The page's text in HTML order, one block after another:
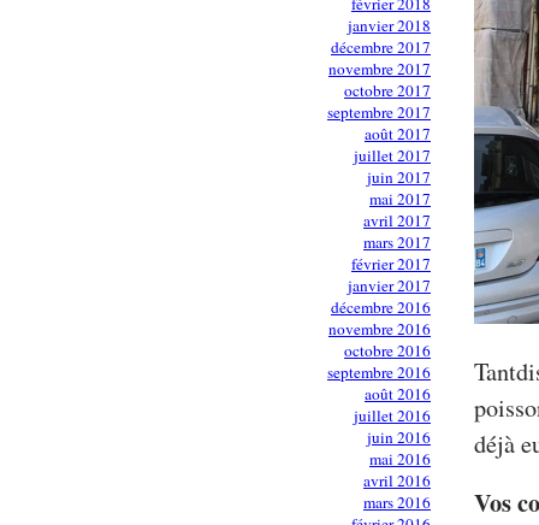
janvier 2018
décembre 2017
novembre 2017
octobre 2017
septembre 2017
août 2017
juillet 2017
juin 2017
mai 2017
avril 2017
mars 2017
février 2017
janvier 2017
décembre 2016
novembre 2016
octobre 2016
septembre 2016
août 2016
juillet 2016
juin 2016
mai 2016
avril 2016
mars 2016
déjà
Vos